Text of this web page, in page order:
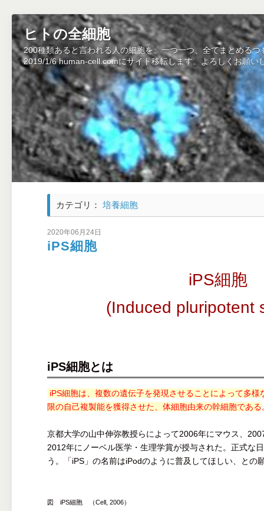
ヒトの全細胞
200種類あると言われる人の細胞を、一つ一つ、全てまとめるつ
2019/1/6 human-cell.comにサイト移転します。よろしくお願い
カテゴリ： 培養細胞
2020年06月24日
iPS細胞
iPS細胞
(Induced pluripotent
iPS細胞とは
iPS細胞は、複数の遺伝子を発現させることによって多
限の自己複製能を獲得させた、体細胞由来の幹細胞である
京都大学の山中伸弥教授らによって2006年にマウス、
2012年にノーベル医学・生理学賞が授与された。正式な
う。「iPS」の名前はiPodのように普及してほしい、との
図 iPS細胞 （Cell, 2006）